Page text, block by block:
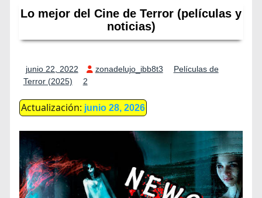
Lo mejor del Cine de Terror (películas y
noticias)
junio 22, 2022 zonadelujo_ibb8t3
Películas de
Terror (2025)
2
Actualización: junio 28, 2026